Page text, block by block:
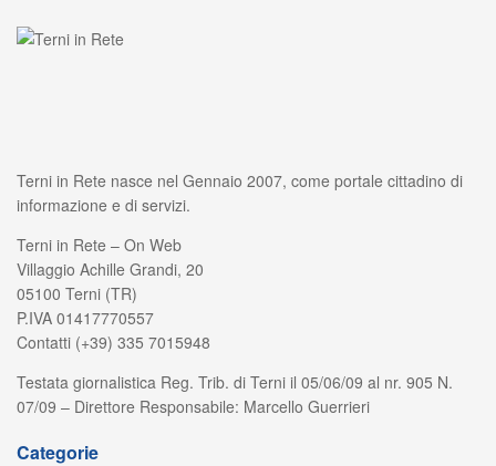
Terni in Rete nasce nel Gennaio 2007, come portale cittadino di
informazione e di servizi.
Terni in Rete – On Web
Villaggio Achille Grandi, 20
05100 Terni (TR)
P.IVA 01417770557
Contatti (+39) 335 7015948
Testata giornalistica Reg. Trib. di Terni il 05/06/09 al nr. 905 N.
07/09 – Direttore Responsabile: Marcello Guerrieri
Categorie